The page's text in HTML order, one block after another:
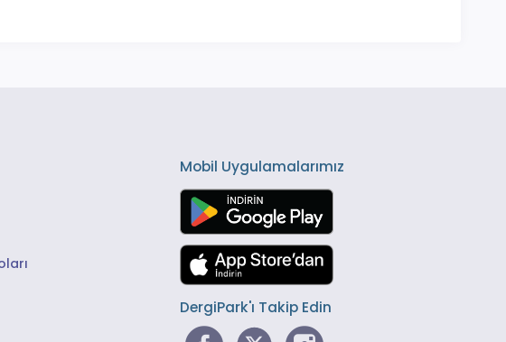
Mobil Uygulamalarımız
DergiPark'ı Takip Edin